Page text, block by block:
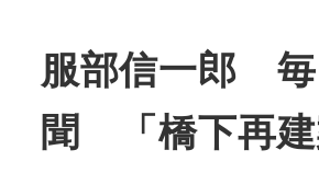
服部信一郎 毎
聞 「橋下再建